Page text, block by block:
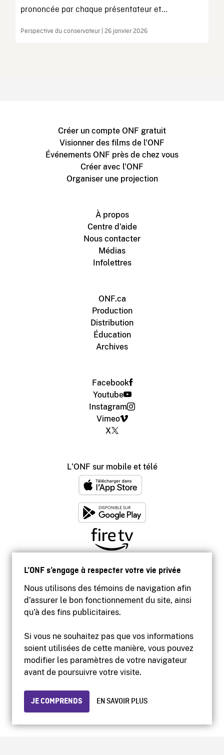
L’ONF s’engage à respecter votre vie privée
Nous utilisons des témoins de navigation afin
d’assurer le bon fonctionnement du site, ainsi
qu’à des fins publicitaires.
Si vous ne souhaitez pas que vos informations
soient utilisées de cette manière, vous pouvez
modifier les paramètres de votre navigateur
avant de poursuivre votre visite.
JE COMPRENDS EN SAVOIR PLUS
prononcée par chaque présentateur et...
Perspective du conservateur | 26 janvier 2026
Créer un compte ONF gratuit
Visionner des films de l'ONF
Événements ONF près de chez vous
Créer avec l'ONF
Organiser une projection
À propos
Centre d'aide
Nous contacter
Médias
Infolettres
ONF.ca
Production
Distribution
Éducation
Archives
Facebook
Youtube
Instagram
Vimeo
X
L'ONF sur mobile et télé
Accessibilité
Site institutionnel
Protection des renseignements personnels
© 2026 Office national du film du Canada